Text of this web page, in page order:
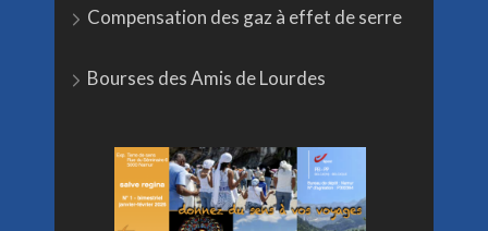
Compensation des gaz à effet de serre
Bourses des Amis de Lourdes